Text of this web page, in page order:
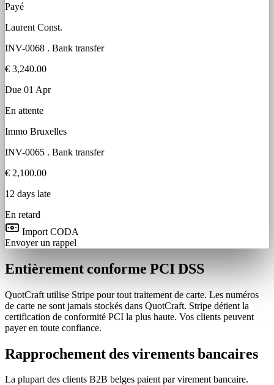
Payé
Laurent Const.
INV-0068 . Bank transfer
€ 3,240.00
Due 01 Apr
En attente
Immo Bruxelles
INV-0065 . Bank transfer
€ 2,100.00
12 days late
En retard
Import CODA
Envoyer un rappel
Entièrement conforme PCI DSS
QuotCraft utilise Stripe pour tout traitement de carte. Les numéros
de carte ne sont jamais stockés dans QuotCraft. Stripe détient la
certification de conformité PCI la plus haute. Vos clients peuvent
payer en toute confiance.
Rapprochement des virements bancaires
La plupart des clients B2B belges paient par virement bancaire.